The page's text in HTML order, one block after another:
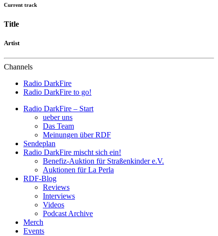
Current track
Title
Artist
Channels
Radio DarkFire
Radio DarkFire to go!
Radio DarkFire – Start
ueber uns
Das Team
Meinungen über RDF
Sendeplan
Radio DarkFire mischt sich ein!
Benefiz-Auktion für Straßenkinder e.V.
Auktionen für La Perla
RDF-Blog
Reviews
Interviews
Videos
Podcast Archive
Merch
Events